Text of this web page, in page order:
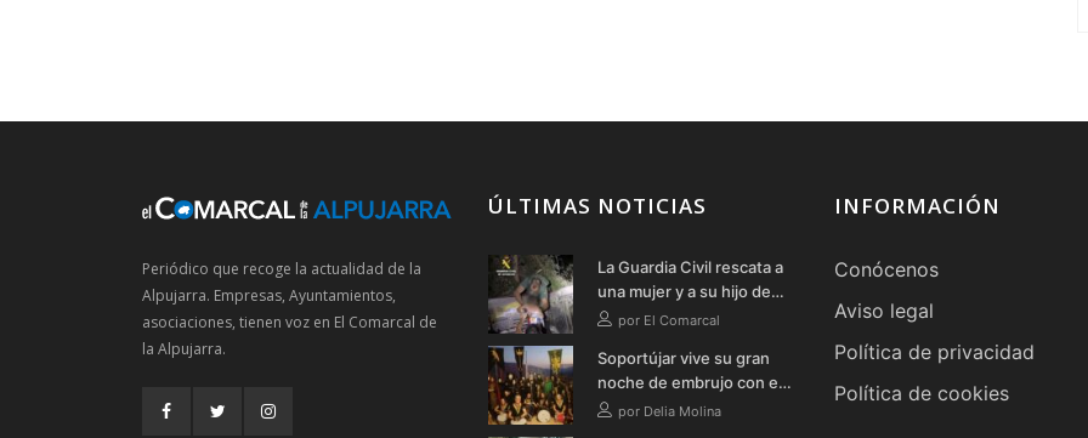
Periódico que recoge la actualidad de la
Alpujarra. Empresas, Ayuntamientos,
asociaciones, tienen voz en El Comarcal de
la Alpujarra.
ÚLTIMAS NOTICIAS
La Guardia Civil rescata a
una mujer y a su hijo de
un vehículo tras
terraplén en Soportújar
por El Comarcal
Soportújar vive su gran
noche de embrujo con el
Gran Aquelarre de las
por Delia Molina
INFORMACIÓN
Conócenos
Aviso legal
Política de privacidad
Política de cookies